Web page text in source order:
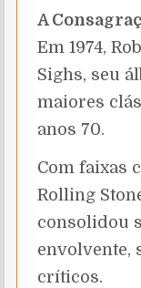
A
Em 1974,
Sighs, seu
maiores
anos 70.
Com faixas
Rolling
consolidou
envolvente,
críticos.